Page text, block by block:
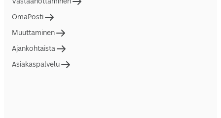
OmaPosti
Muuttaminen
Ajankohtaista
Asiakaspalvelu